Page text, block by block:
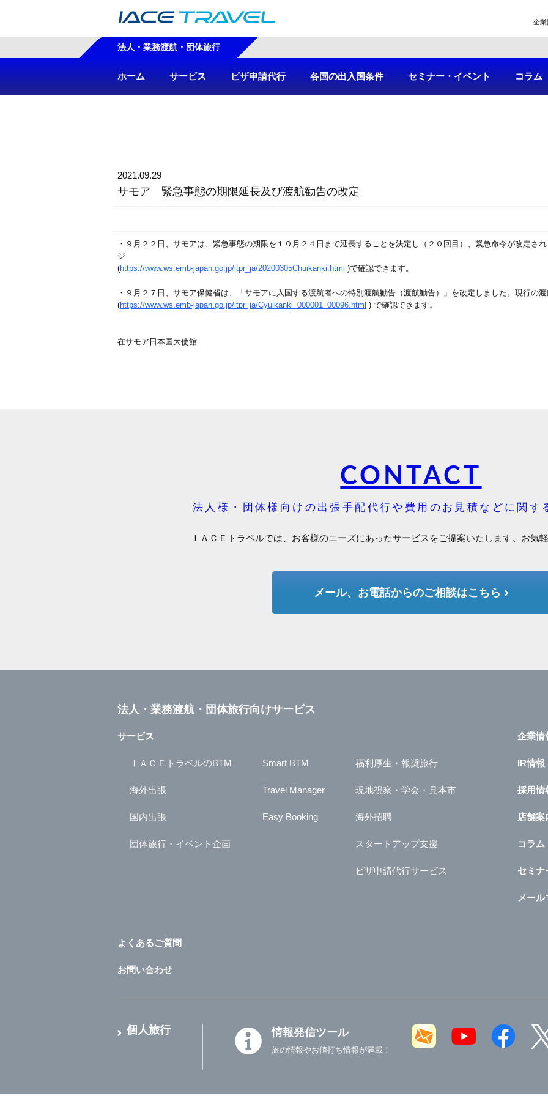
企業
法人・業務渡航・団体旅行
ホーム サービス ビザ申請代行 各国の出入国条件 セミナー・イベント コラム
2021.09.29
サモア 緊急事態の期限延長及び渡航勧告の改定
・９月２２日、サモアは、緊急事態の期限を１０月２４日まで延長することを決定し（２０回目）、緊急命令が改定さ
ジ
(https://www.ws.emb-japan.go.jp/itpr_ja/20200305Chuikanki.html )で確認できます。
・９月２７日、サモア保健省は、「サモアに入国する渡航者への特別渡航勧告（渡航勧告）」を改定しました。現行の
(https://www.ws.emb-japan.go.jp/itpr_ja/Cyuikanki_000001_00096.html ) で確認できます。
在サモア日本国大使館
CONTACT
法人様・団体様向けの出張手配代行や費用のお見積などに関す
ＩＡＣＥトラベルでは、お客様のニーズにあったサービスをご提案いたします。お気
メール、お電話からのご相談はこちら
法人・業務渡航・団体旅行向けサービス
サービス
ＩＡＣＥトラベルのBTM
海外出張
国内出張
団体旅行・イベント企画
Smart BTM
Travel Manager
Easy Booking
福利厚生・報奨旅行
現地視察・学会・見本市
海外招聘
スタートアップ支援
ビザ申請代行サービス
企業情
IR情報
採用情
店舗案
コラム
セミナ
メー
よくあるご質問
お問い合わせ
個人旅行 情報発信ツール
旅の情報やお値打ち情報が満載！